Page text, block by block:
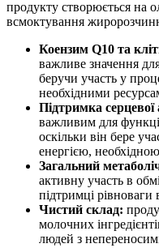
продукту створюється на
всмоктування
Коензим Q10 та
важливе значення
беручи участь у
необхідними
Підтримка серцевої
важливим для
оскільки він бере
енергією,
Загальний
активну участь в
підтримці рівноваги
Чистий склад:
молочних
людей з